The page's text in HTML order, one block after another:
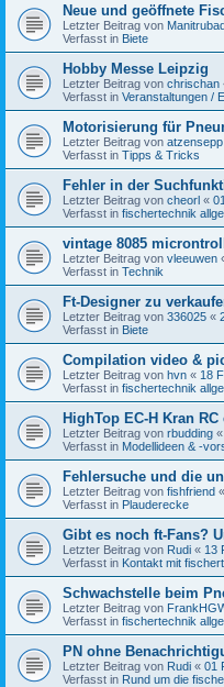
Neue und geöffnete
Letzter Beitrag von
Verfasst in Biete
Hobby Messe Leipzig
Letzter Beitrag von chrischan
Verfasst in Veranstaltungen /
Motorisierung für
Letzter Beitrag von atzensepp
Verfasst in Tipps & Tricks
Fehler in der
Letzter Beitrag von cheorl «
Verfasst in fischertechnik
vintage 8085
Letzter Beitrag von vleeuwen
Verfasst in Technik
Ft-Designer zu
Letzter Beitrag von 336025 «
Verfasst in Biete
Compilation video &
Letzter Beitrag von hvn « 18
Verfasst in fischertechnik
HighTop EC-H Kran
Letzter Beitrag von rbudding «
Verfasst in Modellideen & -
Fehlersuche und die
Letzter Beitrag von fishfriend «
Verfasst in Plauderecke
Gibt es noch ft-Fans?
Letzter Beitrag von Rudi « 13
Verfasst in Kontakt mit
Schwachstelle beim
Letzter Beitrag von
Verfasst in fischertechnik
PN ohne
Letzter Beitrag von Rudi « 01
Verfasst in Rund um die